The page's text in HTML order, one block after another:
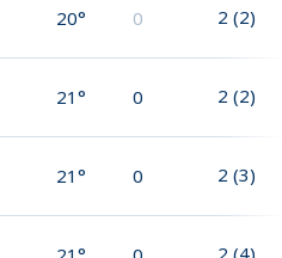
20° 0 2 (2)
21° 0 2 (2)
21° 0 2 (3)
2 (4)